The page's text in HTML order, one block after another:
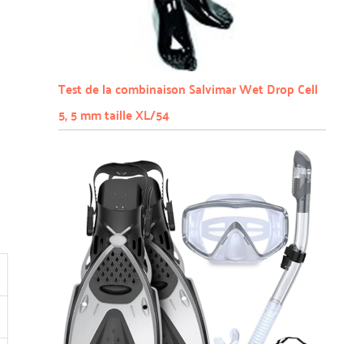
Test de la combinaison Salvimar Wet Drop Cell
5, 5 mm taille XL/54